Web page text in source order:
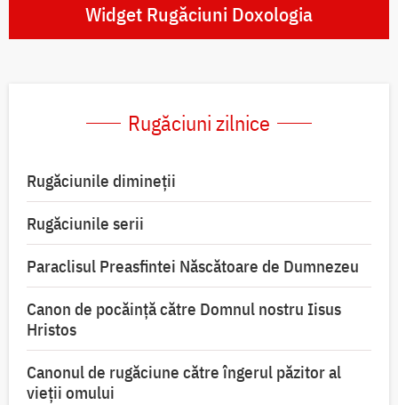
Widget Rugăciuni Doxologia
Rugăciuni zilnice
Rugăciunile dimineții
Rugăciunile serii
Paraclisul Preasfintei Născătoare de Dumnezeu
Canon de pocăință către Domnul nostru Iisus
Hristos
Canonul de rugăciune către îngerul păzitor al
vieții omului